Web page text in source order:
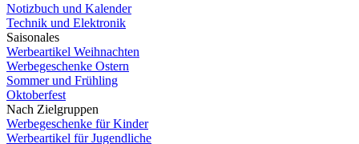
Notizbuch und Kalender
Technik und Elektronik
Saisonales
Werbeartikel Weihnachten
Werbegeschenke Ostern
Sommer und Frühling
Oktoberfest
Nach Zielgruppen
Werbegeschenke für Kinder
Werbeartikel für Jugendliche